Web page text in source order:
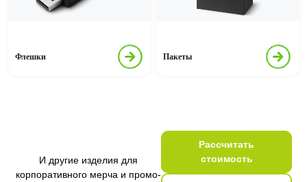
Флешки Пакеты
И другие изделия для
корпоративного мерча и промо-
Рассчитать
стоимость